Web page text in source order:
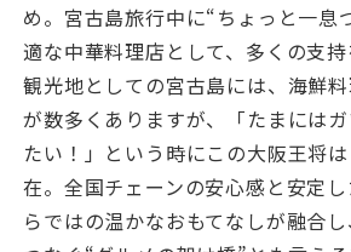
め。宮古島旅行中に“ちょっと一息
適な中華料理店として、多くの支持
観光地としての宮古島には、海鮮
が数多くありますが、「たまには
たい！」という時にこの大阪王将
在。全国チェーンの安心感と安定
らではの温かなおもてなしが融合